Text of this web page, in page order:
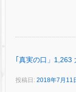
｢真実の口」
投稿日: 2018年7月11